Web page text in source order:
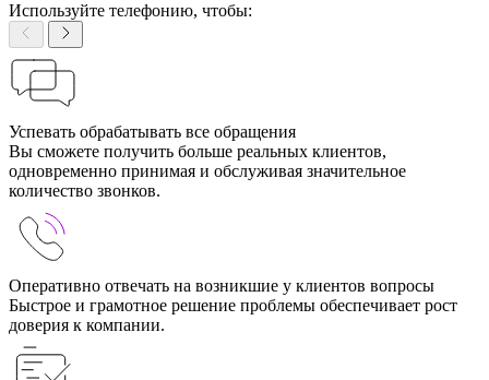
Используйте телефонию, чтобы:
Успевать обрабатывать все обращения
Вы сможете получить больше реальных клиентов,
одновременно принимая и обслуживая значительное
количество звонков.
Оперативно отвечать на возникшие у клиентов вопросы
Быстрое и грамотное решение проблемы обеспечивает рост
доверия к компании.